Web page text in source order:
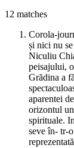
12 matches
Corola-
și nici nu
Niculiu
peisajului,
Grădina a
aparentei
orizontul
spirituale.
seve în- tr-